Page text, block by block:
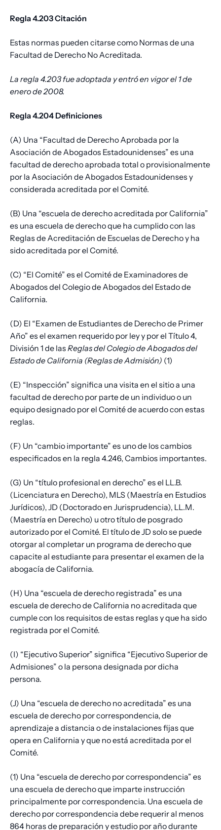
Regla 4.203 Citación
Estas normas pueden citarse como Normas de una
Facultad de Derecho No Acreditada.
La regla 4.203 fue adoptada y entró en vigor el 1 de
enero de 2008.
Regla 4.204 Definiciones
(A) Una “Facultad de Derecho Aprobada por la
Asociación de Abogados Estadounidenses” es una
facultad de derecho aprobada total o provisionalmente
por la Asociación de Abogados Estadounidenses y
considerada acreditada por el Comité.
(B) Una “escuela de derecho acreditada por California”
es una escuela de derecho que ha cumplido con las
Reglas de Acreditación de Escuelas de Derecho y ha
sido acreditada por el Comité.
(C) “El Comité” es el Comité de Examinadores de
Abogados del Colegio de Abogados del Estado de
California.
(D) El “Examen de Estudiantes de Derecho de Primer
Año” es el examen requerido por ley y por el Título 4,
División 1 de las Reglas del Colegio de Abogados del
Estado de California (Reglas de Admisión) (1)
(E) “Inspección” significa una visita en el sitio a una
facultad de derecho por parte de un individuo o un
equipo designado por el Comité de acuerdo con estas
reglas.
(F) Un “cambio importante” es uno de los cambios
especificados en la regla 4.246, Cambios importantes.
(G) Un “título profesional en derecho” es el LL.B.
(Licenciatura en Derecho), MLS (Maestría en Estudios
Jurídicos), JD (Doctorado en Jurisprudencia), LL.M.
(Maestría en Derecho) u otro título de posgrado
autorizado por el Comité. El título de JD solo se puede
otorgar al completar un programa de derecho que
capacite al estudiante para presentar el examen de la
abogacía de California.
(H) Una “escuela de derecho registrada” es una
escuela de derecho de California no acreditada que
cumple con los requisitos de estas reglas y que ha sido
registrada por el Comité.
(I) “Ejecutivo Superior” significa “Ejecutivo Superior de
Admisiones” o la persona designada por dicha
persona.
(J) Una “escuela de derecho no acreditada” es una
escuela de derecho por correspondencia, de
aprendizaje a distancia o de instalaciones fijas que
opera en California y que no está acreditada por el
Comité.
(1) Una “escuela de derecho por correspondencia” es
una escuela de derecho que imparte instrucción
principalmente por correspondencia. Una escuela de
derecho por correspondencia debe requerir al menos
864 horas de preparación y estudio por año durante